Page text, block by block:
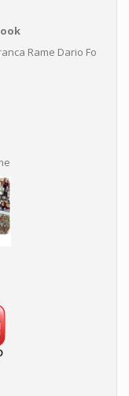
Rame Dario Fo